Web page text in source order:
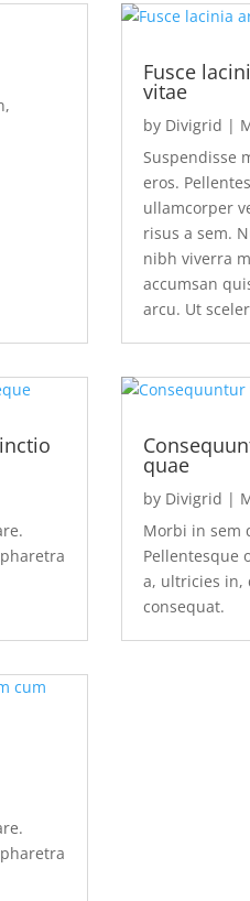
,
Fusce
vitae
by Divigrid |
Suspendisse
eros.
ullamcorper
risus a sem.
nibh viverra
accumsan
arcu. Ut
quae
by Divigrid |
Morbi in sem
Pellentesque
a, ultricies in,
consequat.